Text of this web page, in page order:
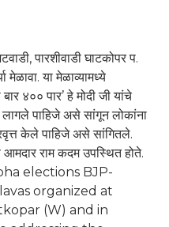
पारशीवाडी घाटकोपर प.
मेळावा. या मेळाव्यामध्ये
बार ४०० पार’ हे मोदी जी यांचे
लागले पाहिजे असे सांगून लोकांना
केले पाहिजे असे सांगितले.
राम कदम उपस्थित होते.
elections BJP-
organized at
(W) and in